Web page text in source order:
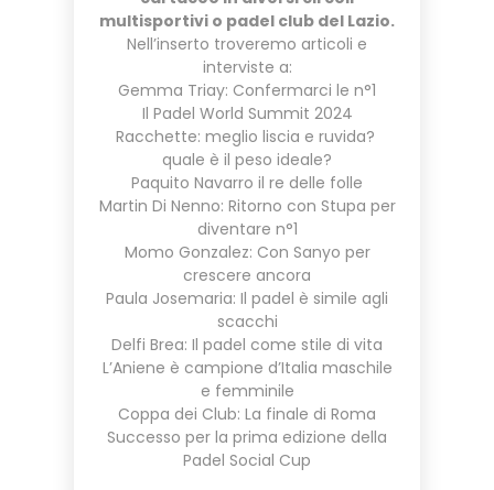
multisportivi o padel club del Lazio.
Nell’inserto troveremo articoli e
interviste a:
Gemma Triay: Confermarci le n°1
Il Padel World Summit 2024
Racchette: meglio liscia e ruvida?
quale è il peso ideale?
Paquito Navarro il re delle folle
Martin Di Nenno: Ritorno con Stupa per
diventare n°1
Momo Gonzalez: Con Sanyo per
crescere ancora
Paula Josemaria: Il padel è simile agli
scacchi
Delfi Brea: Il padel come stile di vita
L’Aniene è campione d’Italia maschile
e femminile
Coppa dei Club: La finale di Roma
Successo per la prima edizione della
Padel Social Cup